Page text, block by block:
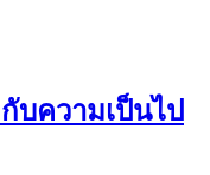
บความเป็นไป